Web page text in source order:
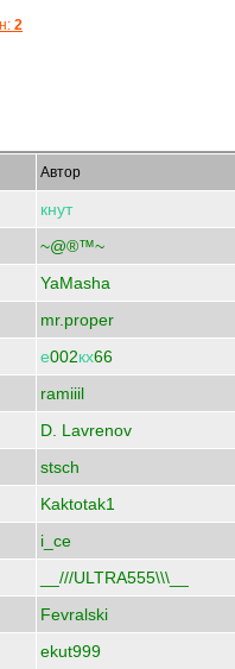
2
Автор
кнут
~@®™~
YaMasha
mr.proper
е002кх66
ramiiil
D. Lavrenov
stsch
Kaktotak1
i_ce
__///ULTRA555\\\__
Fevralski
ekut999